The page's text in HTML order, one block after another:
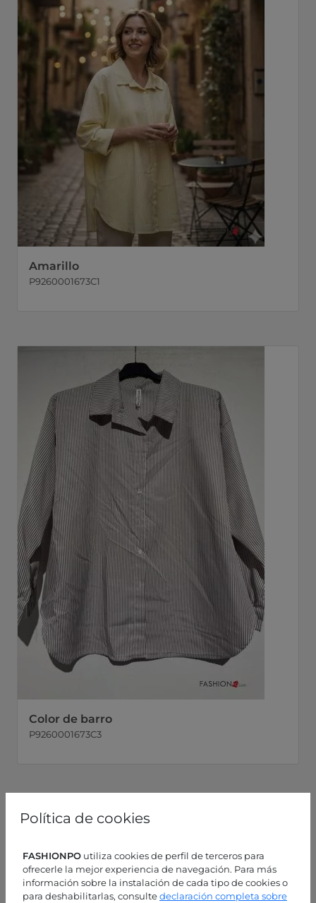
Política de cookies
FASHIONPO utiliza cookies de perfil de terceros para
ofrecerle la mejor experiencia de navegación. Para más
información sobre la instalación de cada tipo de cookies o
para deshabilitarlas, consultedeclaración completa sobre
Amarillo
P9260001673C1
Color de barro
P9260001673C3